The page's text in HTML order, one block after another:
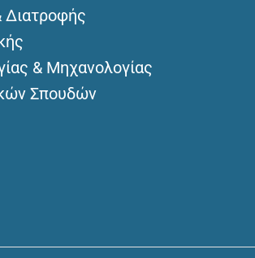
Διατροφής
& Μηχανολογίας
Σπουδών